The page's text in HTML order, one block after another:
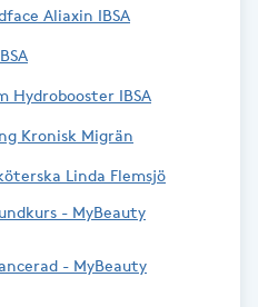
Aliaxin IBSA
Hydrobooster IBSA
Kronisk Migrän
Linda Flemsjö
- MyBeauty
- MyBeauty